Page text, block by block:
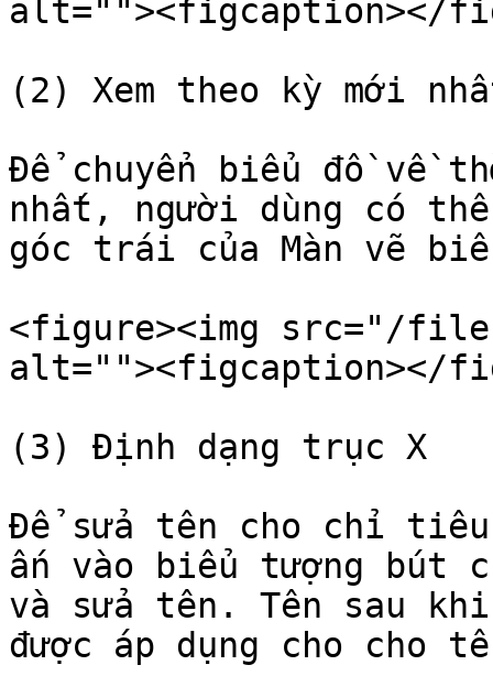
alt=""><figcaption></
(2) Xem theo kỳ mới
Để chuyển biểu đồ về
nhất, người dùng có
góc trái của Màn vẽ
<figure><img src="/files/
alt=""><figcaption></
(3) Định dạng trục X
Để sửa tên cho chỉ
ấn vào biểu tượng bút
và sửa tên. Tên sau
được áp dụng cho cho